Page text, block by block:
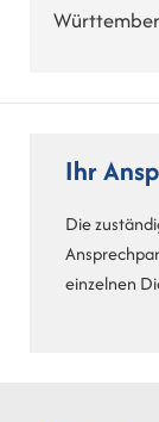
Ihr
Die
einzelnen